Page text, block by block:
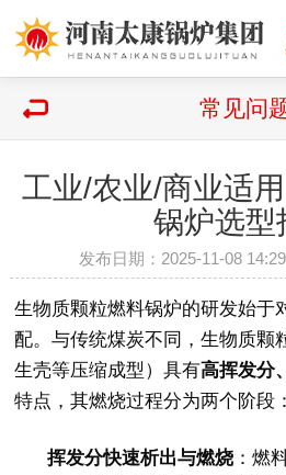
常见问
工业/农业/商业适
锅炉选型
发布日期：2025-11-08
生物质颗粒燃料锅炉的研发始于
配。与传统煤炭不同，生物质颗
生壳等压缩成型）具有高挥发分
特点，其燃烧过程分为两个阶段：
挥发分快速析出与燃烧 ：燃